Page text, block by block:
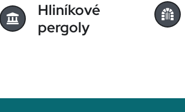
Hliníkové
pergoly